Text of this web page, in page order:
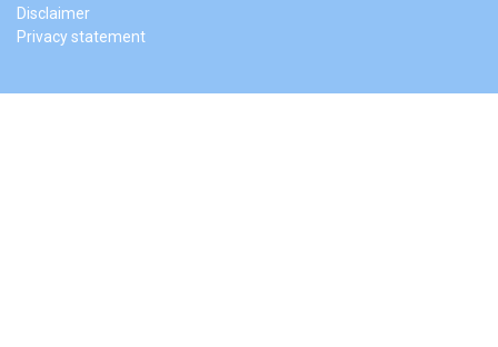
Disclaimer
Privacy statement